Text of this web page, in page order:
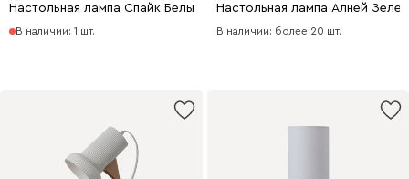
Настольная лампа Спайк Белый
В наличии: 1 шт.
Настольная лампа Алней
В наличии: более 20 шт.